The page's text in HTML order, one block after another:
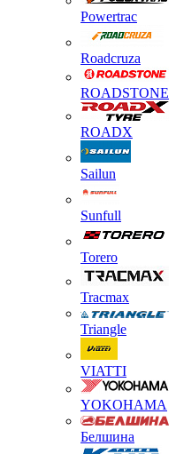
Powertrac
Roadcruza
ROADSTONE
ROADX
Sailun
Sunfull
Torero
Tracmax
Triangle
VIATTI
YOKOHAMA
Белшина